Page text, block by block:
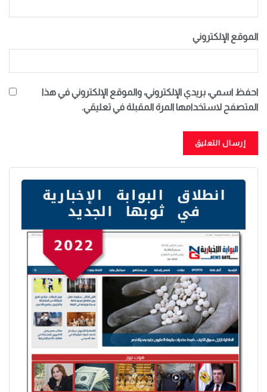
الموقع الإلكتروني
احفظ اسمي، بريدي الإلكتروني، والموقع الإلكتروني في هذا
المتصفح لاستخدامها المرة المقبلة في تعليقي.